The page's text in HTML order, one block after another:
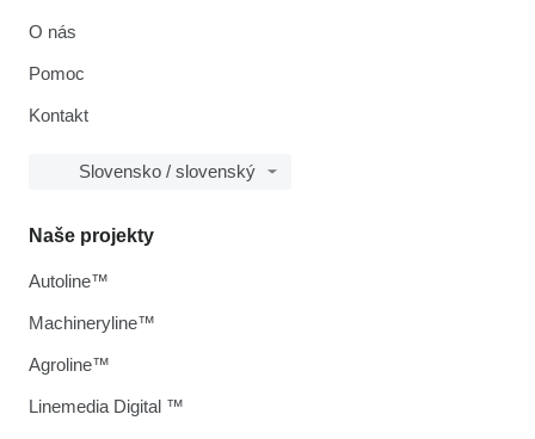
O nás
Pomoc
Kontakt
Slovensko / slovenský
Naše projekty
Autoline™
Machineryline™
Agroline™
Linemedia Digital ™